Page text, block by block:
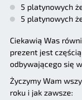
5 platynowych
5 platynowych
Ciekawią Was
prezent jest
odbywającego się
Życzymy Wam
roku i jak zawsze: